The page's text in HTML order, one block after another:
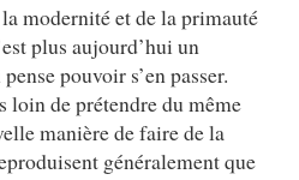
modernité et de la primauté
plus aujourd’hui un
pouvoir s’en passer.
loin de prétendre du même
manière de faire de la
généralement que